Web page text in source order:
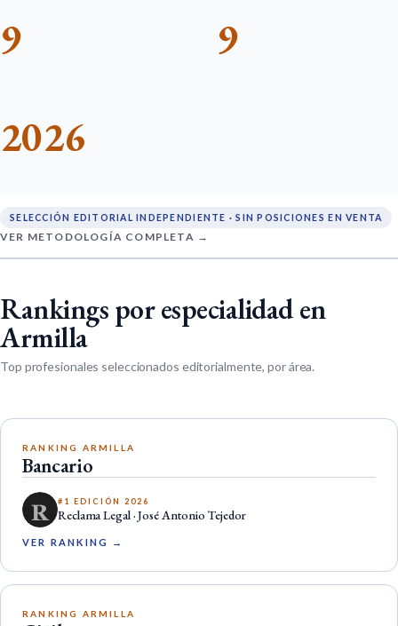
9 9
2026
SELECCIÓN EDITORIAL INDEPENDIENTE · SIN POSICIONES EN VENTA
VER METODOLOGÍA COMPLETA →
Rankings por especialidad en
Armilla
Top profesionales seleccionados editorialmente, por área.
RANKING ARMILLA
Bancario
#1 EDICIÓN 2026
Reclama Legal · José Antonio Tejedor
VER RANKING →
RANKING ARMILLA